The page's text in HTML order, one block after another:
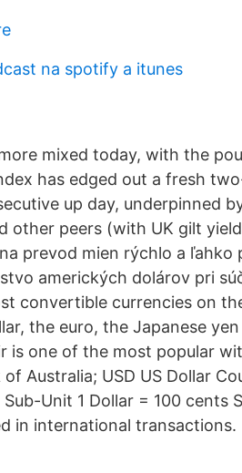
na spotify a itunes
mixed today, with the
has edged out a fresh
up day, underpinned
other peers (with UK gilt
prevod mien rýchlo a
amerických dolárov pri
convertible currencies on
the euro, the Japanese
is one of the most popular
of Australia; USD US Dollar
Unit 1 Dollar = 100 cents
in international transactions.